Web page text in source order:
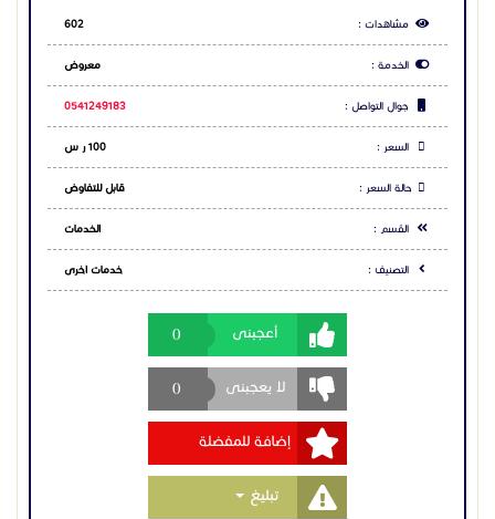
مشاهدات : 602
الخدمة : معروض
جوال التواصل : 0541249183
السعر : 100 ر س
حالة السعر : قابل للتفاوض
القسم : الخدمات
التصنيف : خدمات اخرى
أعجبنى 0
لا يعجبنى 0
إضافة للمفضلة
تبليغ Toggle Dropdown